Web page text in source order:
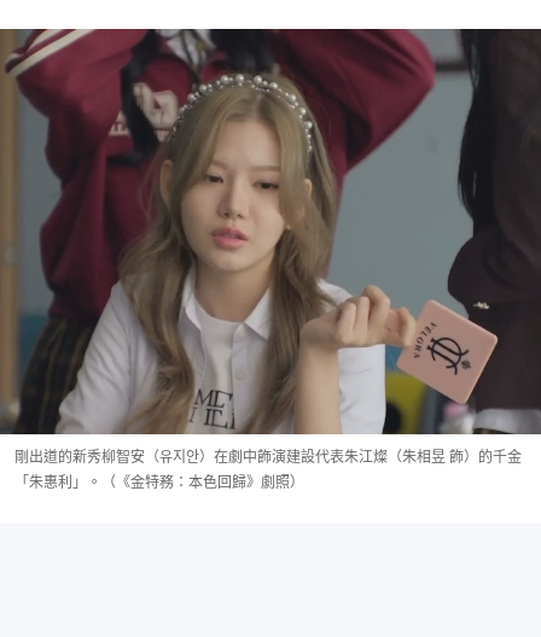
剛出道的新秀柳智安（유지안）在劇中飾演建設代表朱江燦（朱相昱 飾）的千金
「朱惠利」。（《金特務：本色回歸》劇照）